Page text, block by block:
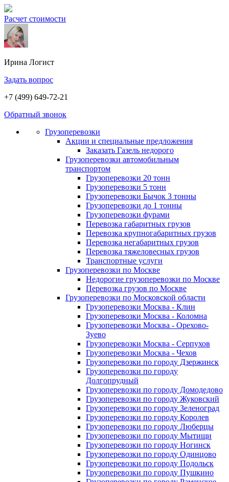
Расчет стоимости
Ирина Логист
Задать вопрос
+7 (499) 649-72-21
Обратный звонок
Грузоперевозки
Акции и специальные предложения
Заказать Газель недорого
Грузоперевозки автомобильным
транспортом
Грузоперевозки 20 тонн
Грузоперевозки 5 тонн
Грузоперевозки Бычок 3 тонны
Грузоперевозки до 1 тонны
Грузоперевозки фурами
Перевозка габаритных грузов
Перевозка крупногабаритных грузов
Перевозка негабаритных грузов
Перевозка тяжеловесных грузов
Транспортные услуги
Грузоперевозки по Москве
Недорогие грузоперевозки по Москве
Перевозка грузов по Москве
Грузоперевозки по Московской области
Грузоперевозки Москва - Клин
Грузоперевозки Москва - Коломна
Грузоперевозки Москва - Орехово-
Зуево
Грузоперевозки Москва - Серпухов
Грузоперевозки Москва - Чехов
Грузоперевозки по городу Дзержинск
Грузоперевозки по городу
Долгопрудный
Грузоперевозки по городу Домодедово
Грузоперевозки по городу Жуковский
Грузоперевозки по городу Зеленоград
Грузоперевозки по городу Королев
Грузоперевозки по городу Люберцы
Грузоперевозки по городу Мытищи
Грузоперевозки по городу Ногинск
Грузоперевозки по городу Одинцово
Грузоперевозки по городу Подольск
Грузоперевозки по городу Пушкино